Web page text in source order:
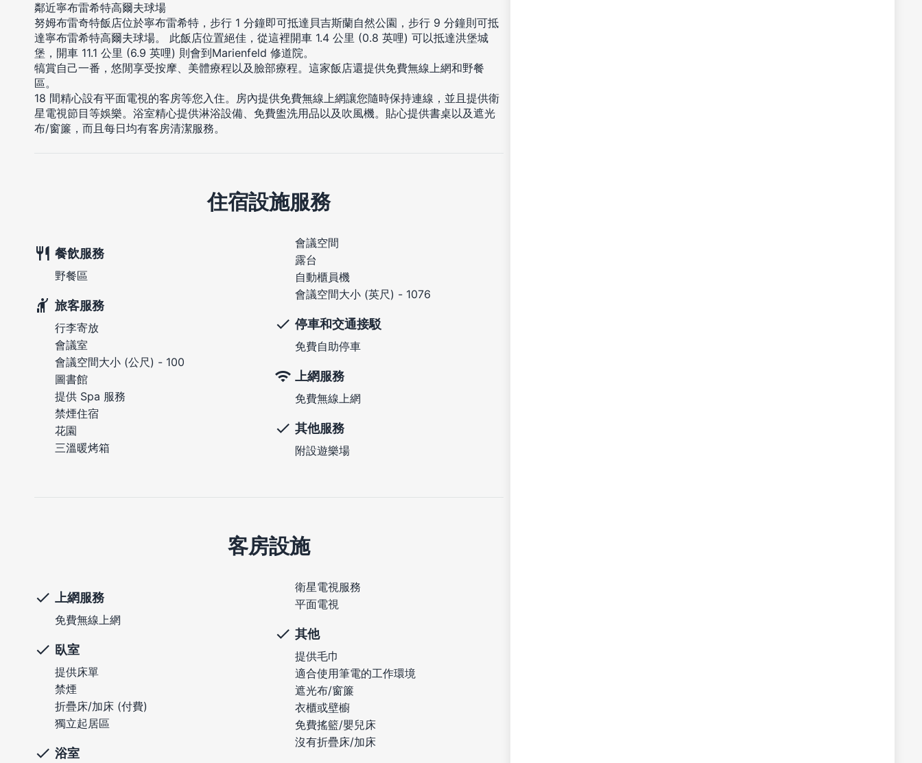
鄰近寧布雷希特高爾夫球場
努姆布雷奇特飯店位於寧布雷希特，步行 1 分鐘即可抵達貝吉斯蘭自然公園，步行 9 分鐘則可抵
達寧布雷希特高爾夫球場。 此飯店位置絕佳，從這裡開車 1.4 公里 (0.8 英哩) 可以抵達洪堡城
堡，開車 11.1 公里 (6.9 英哩) 則會到Marienfeld 修道院。
犒賞自己一番，悠閒享受按摩、美體療程以及臉部療程。這家飯店還提供免費無線上網和野餐
區。
18 間精心設有平面電視的客房等您入住。房內提供免費無線上網讓您隨時保持連線，並且提供衛
星電視節目等娛樂。浴室精心提供淋浴設備、免費盥洗用品以及吹風機。貼心提供書桌以及遮光
布/窗簾，而且每日均有客房清潔服務。
住宿設施服務
餐飲服務
野餐區
旅客服務
行李寄放
會議室
會議空間大小 (公尺) - 100
圖書館
提供 Spa 服務
禁煙住宿
花園
三溫暖烤箱
會議空間
露台
自動櫃員機
會議空間大小 (英尺) - 1076
停車和交通接駁
免費自助停車
上網服務
免費無線上網
其他服務
附設遊樂場
客房設施
上網服務
免費無線上網
臥室
提供床單
禁煙
折疊床/加床 (付費)
獨立起居區
浴室
衛星電視服務
平面電視
其他
提供毛巾
適合使用筆電的工作環境
遮光布/窗簾
衣櫃或壁櫥
免費搖籃/嬰兒床
沒有折疊床/加床